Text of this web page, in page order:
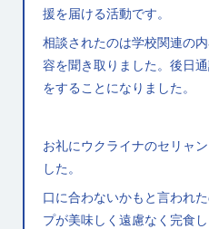
援を届ける活動です。
相談されたのは学校関連の
容を聞き取りました。後日
をすることになりました。
お礼にウクライナのセリャ
した。
口に合わないかもと言われ
プが美味しく遠慮なく完食し